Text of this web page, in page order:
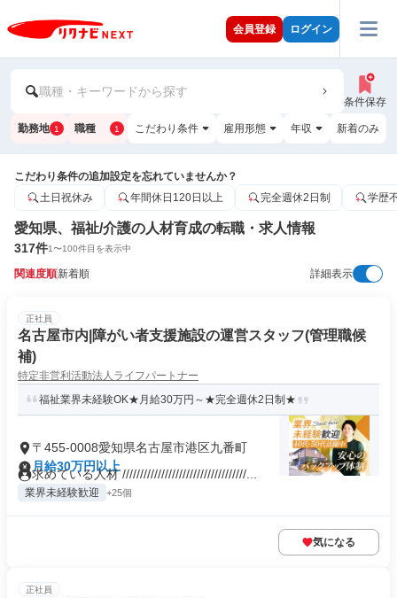
会員登録 ログイン
職種・キーワードから探す
条件保存
勤務地 1 職種 1 こだわり条件 雇用形態 年収 新着のみ
こだわり条件の追加設定を忘れていませんか？
土日祝休み
年間休日120日以上 完全週休2日制 学歴
愛知県、福祉/介護の人材育成の転職・求人情報
317件1〜100件目を表示中
関連度順新着順 詳細表示
正社員
名古屋市内|障がい者支援施設の運営スタッフ(管理職候
補)
特定非営利活動法人ライフパートナー
福祉業界未経験OK★月給30万円～★完全週休2日制★
〒455-0008愛知県名古屋市港区九番町
月給30万円以上
求めている人材 ///////////////////////////////////...
業界未経験歓迎 +25個
気になる
正社員